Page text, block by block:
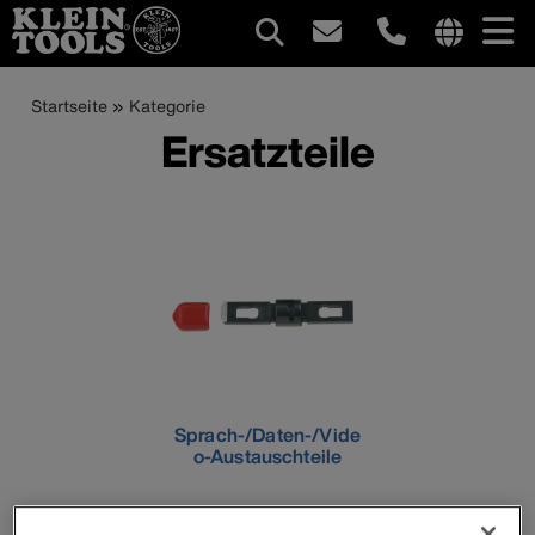
Direkt
Hauptnavigation
Pfadnavigation
Startseite Kategorie
Ersatzteile
Sprach-/Daten-/Vide
o-Austauschteile